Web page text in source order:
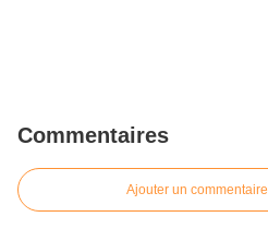
Commentaires
Ajouter un commentaire